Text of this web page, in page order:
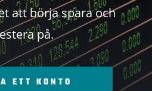
att börja spara och
på.
ETT KONTO